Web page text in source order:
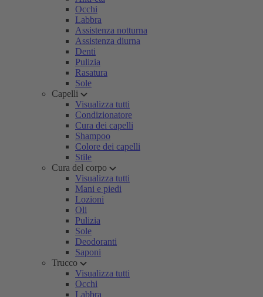
Occhi
Labbra
Assistenza notturna
Assistenza diurna
Denti
Pulizia
Rasatura
Sole
Capelli
Visualizza tutti
Condizionatore
Cura dei capelli
Shampoo
Colore dei capelli
Stile
Cura del corpo
Visualizza tutti
Mani e piedi
Lozioni
Oli
Pulizia
Sole
Deodoranti
Saponi
Trucco
Visualizza tutti
Occhi
Labbra